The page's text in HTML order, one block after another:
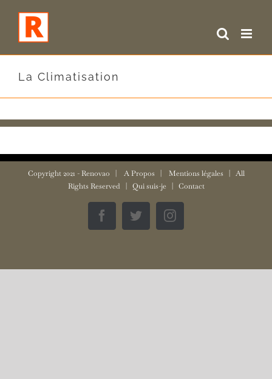
Skip
La Climatisation
Copyright 2021 -Renovao | A Propos| Mentions légales| All
Rights Reserved | Qui suis-je | Contact
FacebookTwitterInstagram